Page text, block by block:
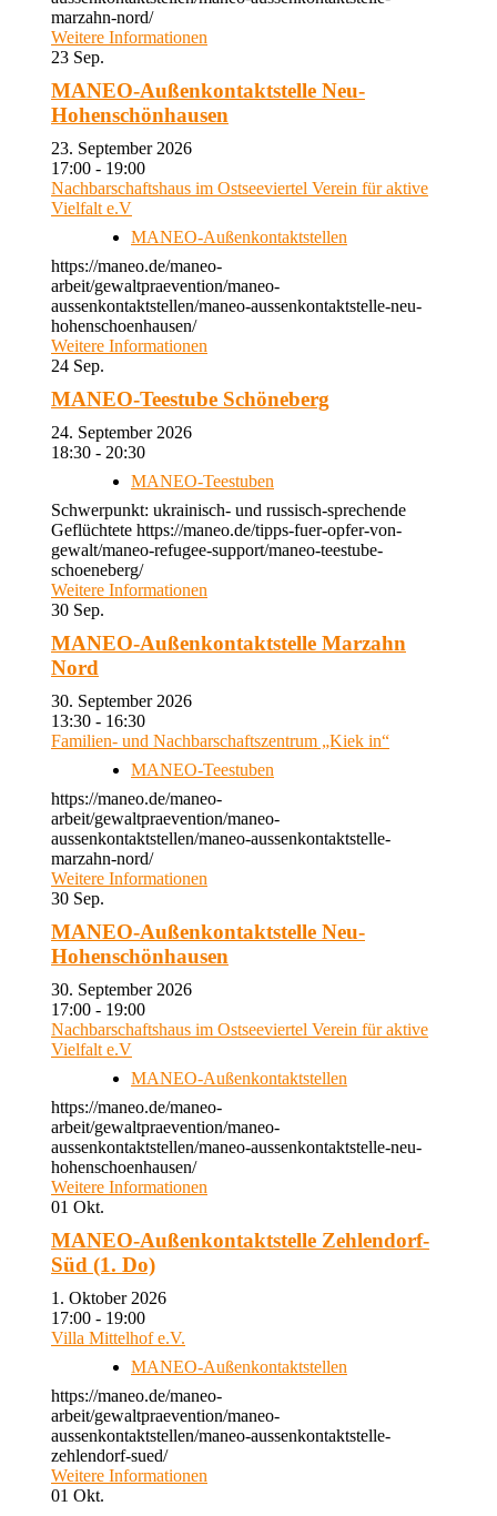
marzahn-nord/
Weitere Informationen
23 Sep.
MANEO-Außenkontaktstelle Neu-
Hohenschönhausen
23. September 2026
17:00 - 19:00
Nachbarschaftshaus im Ostseeviertel Verein für aktive
Vielfalt e.V
MANEO-Außenkontaktstellen
https://maneo.de/maneo-
arbeit/gewaltpraevention/maneo-
aussenkontaktstellen/maneo-aussenkontaktstelle-neu-
hohenschoenhausen/
Weitere Informationen
24 Sep.
MANEO-Teestube Schöneberg
24. September 2026
18:30 - 20:30
MANEO-Teestuben
Schwerpunkt: ukrainisch- und russisch-sprechende
Geflüchtete https://maneo.de/tipps-fuer-opfer-von-
gewalt/maneo-refugee-support/maneo-teestube-
schoeneberg/
Weitere Informationen
30 Sep.
MANEO-Außenkontaktstelle Marzahn
Nord
30. September 2026
13:30 - 16:30
Familien- und Nachbarschaftszentrum „Kiek in“
MANEO-Teestuben
https://maneo.de/maneo-
arbeit/gewaltpraevention/maneo-
aussenkontaktstellen/maneo-aussenkontaktstelle-
marzahn-nord/
Weitere Informationen
30 Sep.
MANEO-Außenkontaktstelle Neu-
Hohenschönhausen
30. September 2026
17:00 - 19:00
Nachbarschaftshaus im Ostseeviertel Verein für aktive
Vielfalt e.V
MANEO-Außenkontaktstellen
https://maneo.de/maneo-
arbeit/gewaltpraevention/maneo-
aussenkontaktstellen/maneo-aussenkontaktstelle-neu-
hohenschoenhausen/
Weitere Informationen
01 Okt.
MANEO-Außenkontaktstelle Zehlendorf-
Süd (1. Do)
1. Oktober 2026
17:00 - 19:00
Villa Mittelhof e.V.
MANEO-Außenkontaktstellen
https://maneo.de/maneo-
arbeit/gewaltpraevention/maneo-
aussenkontaktstellen/maneo-aussenkontaktstelle-
zehlendorf-sued/
Weitere Informationen
01 Okt.